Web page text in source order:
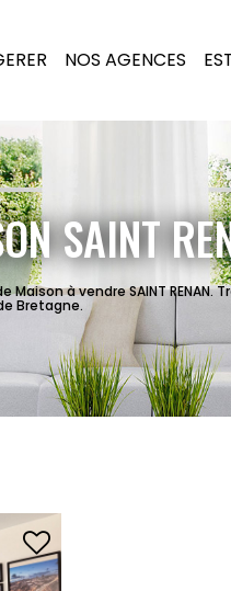
NOS AGENCES
SAINT
à vendre SAINT RENAN.
Bretagne.